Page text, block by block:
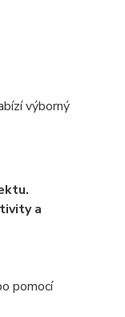
výborný
a
pomocí